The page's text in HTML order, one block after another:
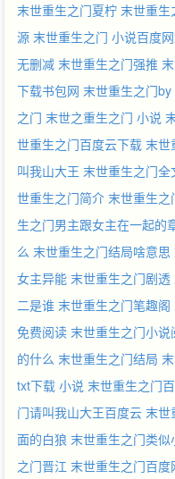
末世重生之门夏柠 末世重生
源 末世重生之门 小说百度
无删减 末世重生之门强推
下载书包网 末世重生之门by
之门 末世之重生之门 小说
世重生之门百度云下载 末世
叫我山大王 末世重生之门全
世重生之门简介 末世重生之
生之门男主跟女主在一起的
么 末世重生之门结局啥意思
女主异能 末世重生之门剧透
二是谁 末世重生之门笔趣阁
免费阅读 末世重生之门小说
的什么 末世重生之门结局
txt下载 小说 末世重生之门
门请叫我山大王百度云 末世
面的白狼 末世重生之门类似
之门晋江 末世重生之门百度